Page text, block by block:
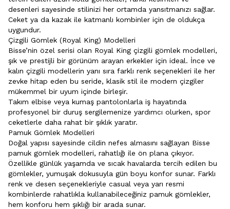
desenleri sayesinde stilinizi her ortamda yansıtmanızı sağlar.
Ceket ya da kazak ile katmanlı kombinler için de oldukça
uygundur.
Çizgili Gömlek (Royal King) Modelleri
Bisse’nin özel serisi olan Royal King çizgili gömlek modelleri,
şık ve prestijli bir görünüm arayan erkekler için ideal. İnce ve
kalın çizgili modellerin yanı sıra farklı renk seçenekleri ile her
zevke hitap eden bu seride, klasik stil ile modern çizgiler
mükemmel bir uyum içinde birleşir.
Takım elbise veya kumaş pantolonlarla iş hayatında
profesyonel bir duruş sergilemenize yardımcı olurken, spor
ceketlerle daha rahat bir şıklık yaratır.
Pamuk Gömlek Modelleri
Doğal yapısı sayesinde cildin nefes almasını sağlayan Bisse
pamuk gömlek modelleri, rahatlığı ile ön plana çıkıyor.
Özellikle günlük yaşamda ve sıcak havalarda tercih edilen bu
gömlekler, yumuşak dokusuyla gün boyu konfor sunar. Farklı
renk ve desen seçenekleriyle casual veya yarı resmi
kombinlerde rahatlıkla kullanabileceğiniz pamuk gömlekler,
hem konforu hem şıklığı bir arada sunar.